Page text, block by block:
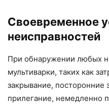
Своевременное
неисправностей
При обнаружении любых
мультиварки, таких как
закрывание, посторонние
прилегание, немедленно